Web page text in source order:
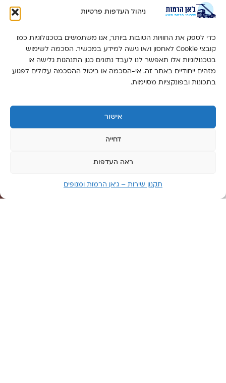
ניהול העדפות פרטיות
כדי לספק את החוויות הטובות ביותר, אנו משתמשים בטכנולוגיות כמו
קובצי Cookie לאחסון ו/או גישה למידע במכשיר. הסכמה לשימוש
בטכנולוגיות אלו תאפשר לנו לעבד נתונים כגון התנהגות גלישה או
מזהים ייחודיים באתר זה. אי-הסכמה או ביטול ההסכמה עלולים לפגוע
בתכונות ובפונקציות מסוימות.
אישור
דחייה
ראה העדפות
תקנון שירות – ג’אן הרמות ומנופים
ראשון
חמישי:
זמין 24
שעות
יום